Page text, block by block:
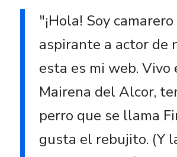
¡Hola! Soy
aspirante a actor de
esta es mi web. Vivo
Mairena del Alcor,
perro que se llama
gusta el rebujito. (Y